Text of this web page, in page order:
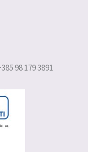
98 179 3891